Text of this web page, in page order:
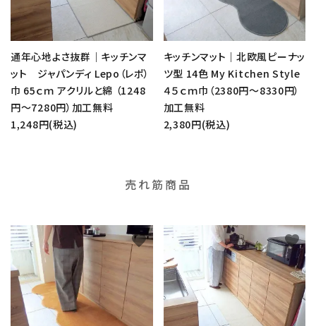
通年心地よさ抜群｜キッチンマ
ット ジャパンディ Lepo（レポ）
巾 65ｃｍ アクリルと綿 （1248
円～7280円）加工無料
1,248円(税込)
キッチンマット｜北欧風ピーナッ
ツ型 14色 My Kitchen Style
４５ｃｍ巾（2380円～8330円）
加工無料
2,380円(税込)
売れ筋商品
favorite favorite